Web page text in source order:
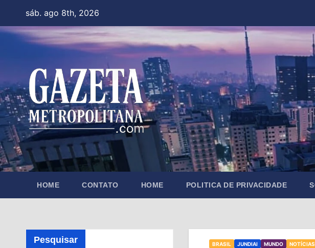
content
sáb. ago 8th, 2026
HOME CONTATO HOME POLITICA DE PRIVACIDADE
Pesquisar BRASIL JUNDIAI MUNDO NOTÍCIAS